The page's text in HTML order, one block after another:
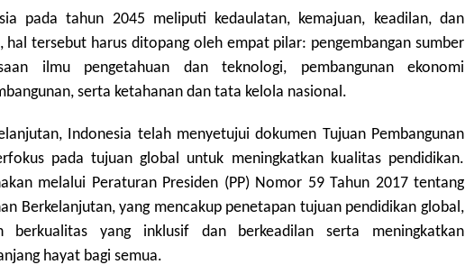
pada tahun 2045 meliputi kedaulatan, kemajuan, keadilan, dan
hal tersebut harus ditopang oleh empat pilar: pengembangan sumber
ilmu pengetahuan dan teknologi, pembangunan ekonomi
serta ketahanan dan tata kelola nasional.
Indonesia telah menyetujui dokumen Tujuan Pembangunan
pada tujuan global untuk meningkatkan kualitas pendidikan.
melalui Peraturan Presiden (PP) Nomor 59 Tahun 2017 tentang
Berkelanjutan, yang mencakup penetapan tujuan pendidikan global,
berkualitas yang inklusif dan berkeadilan serta meningkatkan
hayat bagi semua.